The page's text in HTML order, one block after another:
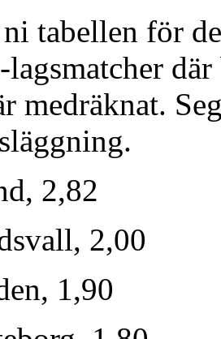
tabellen för
medräknat.
2,82
2,00
1,90